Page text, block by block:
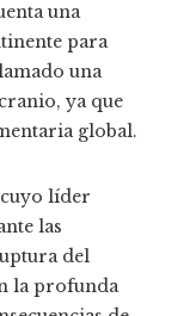
una
para
una
ya que
global.
líder
las
del
la profunda